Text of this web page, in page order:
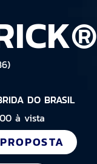
DO BRASIL
à vista